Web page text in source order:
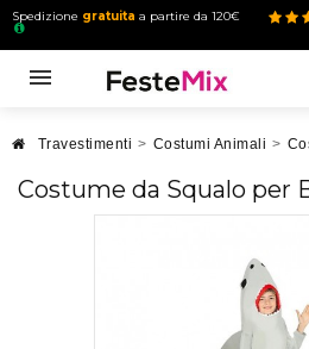
Spedizione gratuita a partire da 120€
Travestimenti > Costumi Animali >
Costume da Squalo per